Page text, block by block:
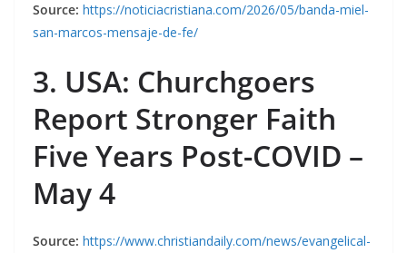
Source: https://noticiacristiana.com/2026/05/banda-miel-
san-marcos-mensaje-de-fe/
3. USA: Churchgoers
Report Stronger Faith
Five Years Post-COVID –
May 4
Source: https://www.christiandaily.com/news/evangelical-